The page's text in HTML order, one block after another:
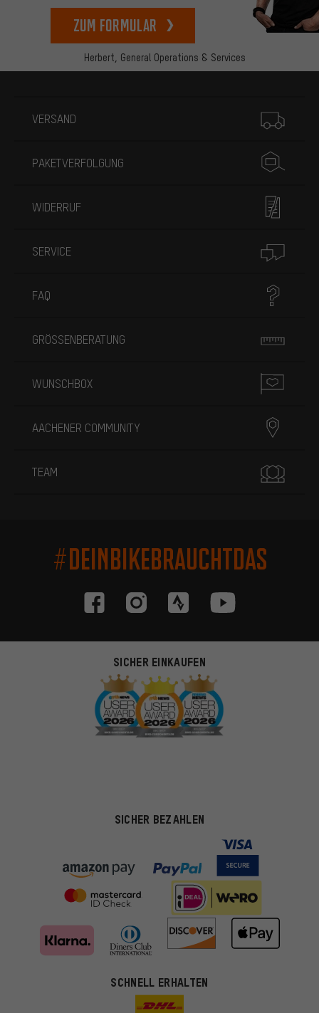
Herbert, General Operations & Services
zum Formular
VERSAND
PAKETVERFOLGUNG
WIDERRUF
SERVICE
FAQ
GRÖSSENBERATUNG
WUNSCHBOX
AACHENER COMMUNITY
TEAM
#DEINBIKEBRAUCHTDAS
SICHER EINKAUFEN
SICHER BEZAHLEN
SCHNELL ERHALTEN